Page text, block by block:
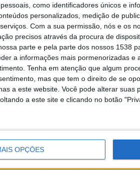
como identificadores únicos e
personalizados, medição de
Com a sua permissão, nós e os
precisos através da procura de
parte e pela parte dos nossos 1538
a informações mais pormenorizadas
Tenha em atenção que algum
mas que tem o direito de se
a este website. Você pode alterar suas
a este site e clicando no botão
OPÇÕES
Segunda Division
Primera Division
20
Copa Uruguay
1 (1,92%)
Ver ranking completo
POR DIA DA SEMANA
DE PARTIDAS POR MÊS